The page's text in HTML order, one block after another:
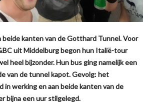
kanten van de Gotthard Tunnel. Voor
uit Middelburg begon hun Italië-tour
heel bijzonder. Hun bus ging namelijk een
van de tunnel kapot. Gevolg: het
in werking en aan beide kanten van de
bijna een uur stilgelegd.